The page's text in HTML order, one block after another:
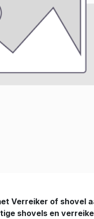
Verreiker of shovel
shovels en